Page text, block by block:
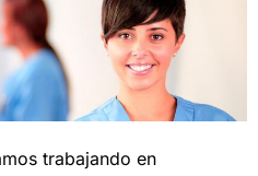
trabajando en